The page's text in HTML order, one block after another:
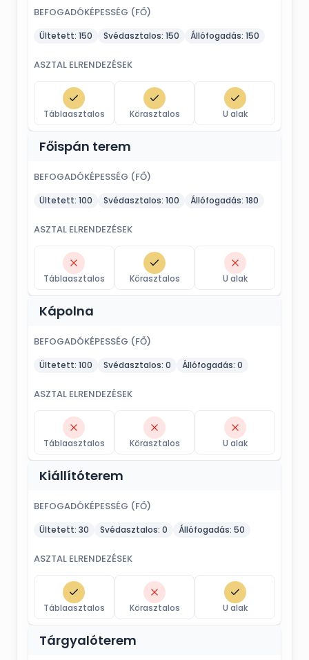
BEFOGADÓKÉPESSÉG (FŐ)
Ültetett: 150 Svédasztalos: 150 Állófogadás: 150
ASZTAL ELRENDEZÉSEK
Táblaasztalos Körasztalos U alak
Főispán terem
BEFOGADÓKÉPESSÉG (FŐ)
Ültetett: 100 Svédasztalos: 100 Állófogadás: 180
ASZTAL ELRENDEZÉSEK
Táblaasztalos Körasztalos U alak
Kápolna
BEFOGADÓKÉPESSÉG (FŐ)
Ültetett: 100 Svédasztalos: 0 Állófogadás: 0
ASZTAL ELRENDEZÉSEK
Táblaasztalos Körasztalos U alak
Kiállítóterem
BEFOGADÓKÉPESSÉG (FŐ)
Ültetett: 30 Svédasztalos: 0 Állófogadás: 50
ASZTAL ELRENDEZÉSEK
Táblaasztalos Körasztalos U alak
Tárgyalóterem